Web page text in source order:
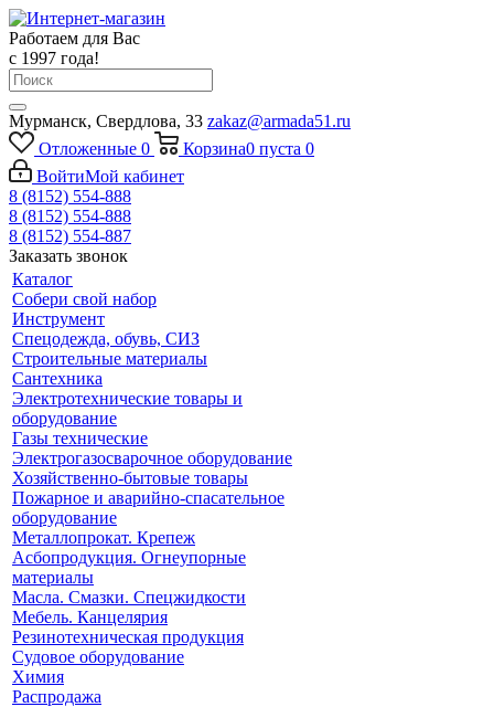
Работаем для Вас
с 1997 года!
Мурманск, Свердлова, 33 zakaz@armada51.ru
Отложенные 0 Корзина0 пуста 0
ВойтиМой кабинет
8 (8152) 554-888
8 (8152) 554-888
8 (8152) 554-887
Заказать звонок
Каталог
Собери свой набор
Инструмент
Спецодежда, обувь, СИЗ
Строительные материалы
Сантехника
Электротехнические товары и
оборудование
Газы технические
Электрогазосварочное оборудование
Хозяйственно-бытовые товары
Пожарное и аварийно-спасательное
оборудование
Металлопрокат. Крепеж
Асбопродукция. Огнеупорные
материалы
Масла. Смазки. Спецжидкости
Мебель. Канцелярия
Резинотехническая продукция
Судовое оборудование
Химия
Распродажа